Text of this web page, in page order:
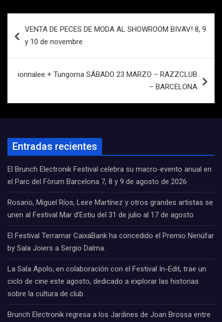
de
VENTA DE PECES DE MODA AL SHOWROOM BIVAV! 8, 9
y 10 de novembre
ionnalee + Tungorna SÁBADO 23 MARZO – RAZZCLUB
– BARCELONA
Entradas recientes
El Brunch Electronik Festival celebra su macro-evento anual en
el Parc del Fòrum Barcelona 7, 8 y 9 de agosto de 2026
Rosario, Miguel Ríos, Leire Martínez y otros grandes artistas se
unen al Festival Mar d’Estiu del 31 de julio al 17 de agosto
El Festival Terramar CaixaBank ha concedido el Premio Nenúfar
by Sala Joiers a Sergio Dalma.
La Sala Apolo, en colaboración con el Festival In-Edit, trae un
ciclo de cine este agosto, dedicado a explorar las historias
sobre la cultura de club
Brunch Electronik regresa a los Jardines de Joan Brossa entre